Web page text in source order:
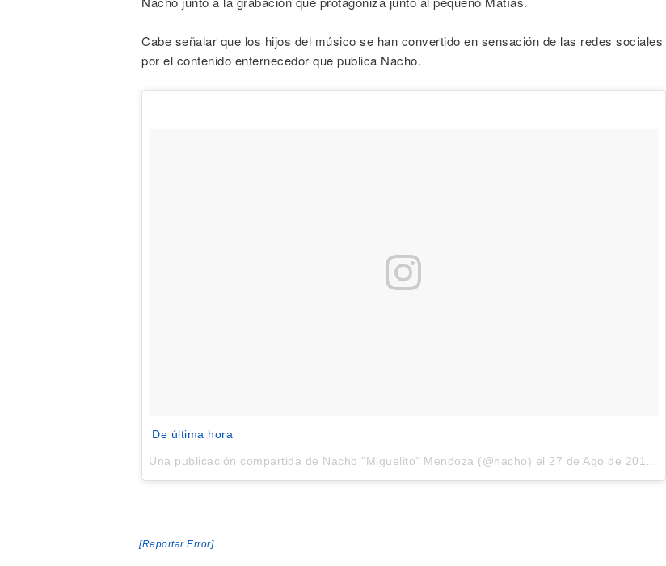
Cabe señalar que los hijos del músico se han convertido en sensación de las redes sociales
por el contenido enternecedor que publica Nacho.
De última hora
Una publicación compartida de Nacho "Miguelito" Mendoza (@nacho) el 27 de Ago de 2017 a la(s) 2:30 PDT
[Reportar Error]